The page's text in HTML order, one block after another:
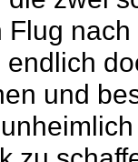
und